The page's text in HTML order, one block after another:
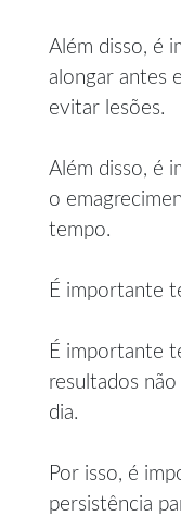
Além disso, é
alongar antes
evitar lesões.
Além disso, é
o
tempo.
É importante
É importante
resultados
dia.
Por isso, é
persistência